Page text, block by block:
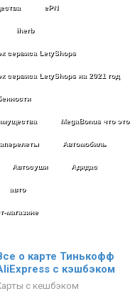
ePN
iherb
сервиса LetyShops
сервиса LetyShops на 2021 год
MegaBonus что это
Автомобиль
Автосуши Адидас
авто
магазине
о карте Тинькофф
с кэшбэком
с кешбэком